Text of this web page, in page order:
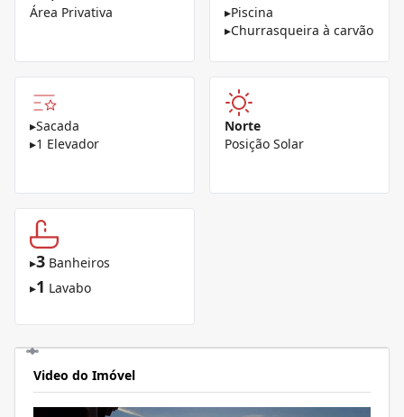
Área Privativa
▸Piscina
▸Churrasqueira à carvão
▸Sacada
▸1 Elevador
Norte
Posição Solar
▸3 Banheiros
▸1 Lavabo
Video do Imóvel